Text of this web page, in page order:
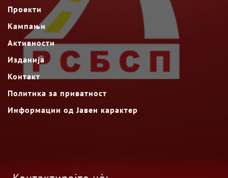
Проекти
Кампањи
Активности
Изданија
Контакт
Политика за приватност
Информации од Јавен карактер